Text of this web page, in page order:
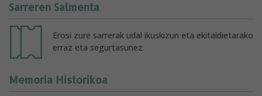
Sarreren Salmenta
Erosi zure sarrerak udal ikuskizun eta ekitaldietarako
erraz eta segurtasunez.
Memoria Historikoa